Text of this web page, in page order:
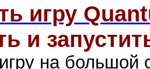
игру
и
на большой